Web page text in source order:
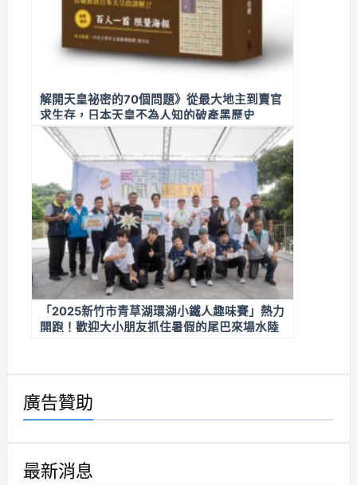
解開天皇祕密的70個問題》從最大地主到賣官
求生存，日本天皇不為人知的破產黑歷史
「2025新竹市青草湖環湖小鐵人趣味賽」熱力
開跑！歡迎大小朋友抓住暑假的尾巴來場水陸
廣告贊助
最新消息